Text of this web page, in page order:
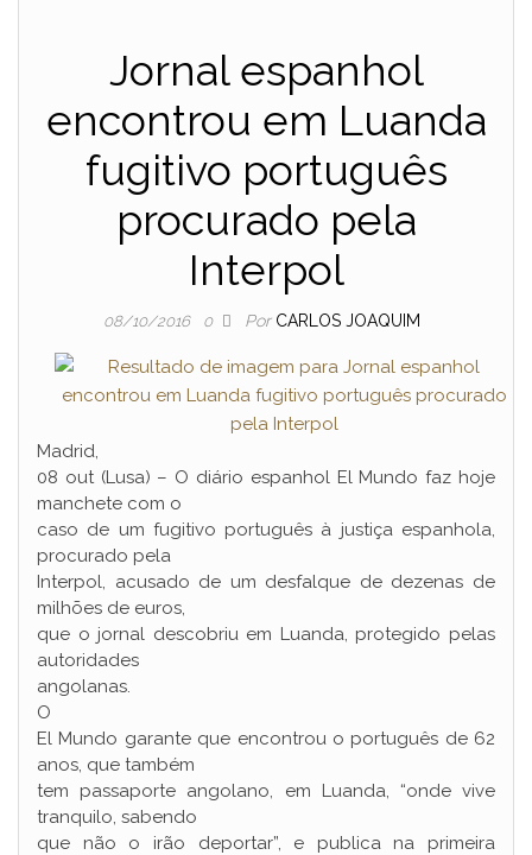
Jornal espanhol
encontrou em Luanda
fugitivo português
procurado pela
Interpol
08/10/2016 0 Por CARLOS JOAQUIM
Madrid,
08 out (Lusa) – O diário espanhol El Mundo faz hoje
manchete com o
caso de um fugitivo português à justiça espanhola,
procurado pela
Interpol, acusado de um desfalque de dezenas de
milhões de euros,
que o jornal descobriu em Luanda, protegido pelas
autoridades
angolanas.
O
El Mundo garante que encontrou o português de 62
anos, que também
tem passaporte angolano, em Luanda, “onde vive
tranquilo, sabendo
que não o irão deportar”, e publica na primeira